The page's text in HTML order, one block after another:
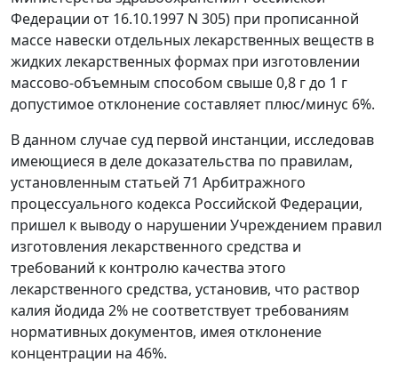
Федерации от 16.10.1997 N 305) при прописанной
массе навески отдельных лекарственных веществ в
жидких лекарственных формах при изготовлении
массово-объемным способом свыше 0,8 г до 1 г
допустимое отклонение составляет плюс/минус 6%.
В данном случае суд первой инстанции, исследовав
имеющиеся в деле доказательства по правилам,
установленным статьей 71 Арбитражного
процессуального кодекса Российской Федерации,
пришел к выводу о нарушении Учреждением правил
изготовления лекарственного средства и
требований к контролю качества этого
лекарственного средства, установив, что раствор
калия йодида 2% не соответствует требованиям
нормативных документов, имея отклонение
концентрации на 46%.